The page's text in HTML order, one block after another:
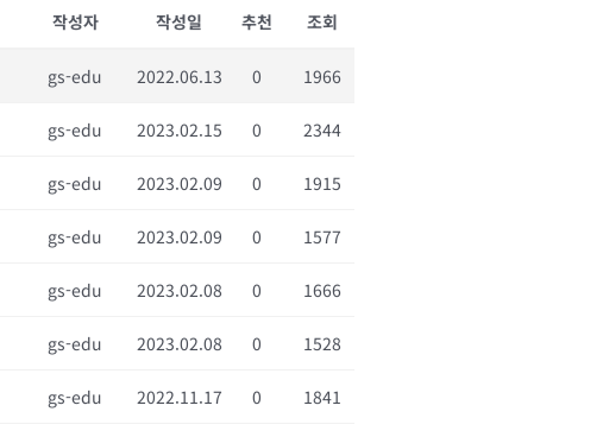
작성자 작성일 추천 조회
gs-edu 2022.06.13 0 1966
gs-edu 2023.02.15 0 2344
gs-edu 2023.02.09 0 1915
gs-edu 2023.02.09 0 1577
gs-edu 2023.02.08 0 1666
gs-edu 2023.02.08 0 1528
gs-edu 2022.11.17 0 1841